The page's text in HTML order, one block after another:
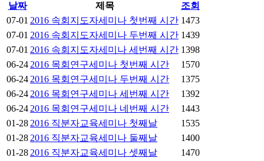
날짜
제목
조회
07-01 2016 속회지도자세미나 첫번째 시간 1473
07-01 2016 속회지도자세미나 두번째 시간 1439
07-01 2016 속회지도자세미나 세번째 시간 1398
06-24 2016 목회연구세미나 첫번째 시간
1570
06-24 2016 목회연구세미나 두번째 시간
1375
06-24 2016 목회연구세미나 세번째 시간
1392
06-24 2016 목회연구세미나 네번째 시간
1443
01-28 2016 직분자교육세미나 첫째날
1535
01-28 2016 직분자교육세미나 둘째날
1400
01-28 2016 직분자교육세미나 셋째날
1470